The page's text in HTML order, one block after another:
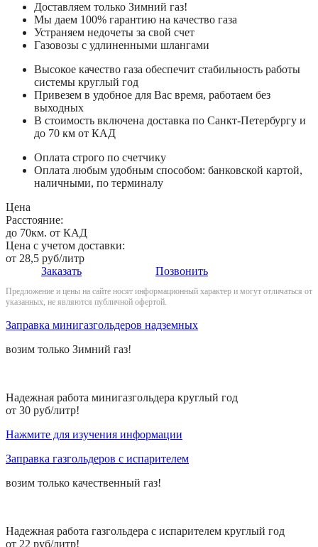
Доставляем только Зимний газ!
Мы даем 100% гарантию на качество газа
Устраняем недочеты за свой счет
Газовозы с удлиненными шлангами
Высокое качество газа обеспечит стабильность работы
системы круглый год
Привезем в удобное для Вас время, работаем без
выходных
В стоимость включена доставка по Санкт-Петербургу и
до 70 км от КАД
Оплата строго по счетчику
Оплата любым удобным способом: банковской картой,
наличными, по терминалу
Цена
Расстояние:
до 70км. от КАД
Цена с учетом доставки:
от 28,5 руб/литр
Заказать
Позвонить
Предложение и цены на сайте носят информационный характер и могут отличаться от
указанных, не являются публичной офертой.
Заправка минигазгольдеров надземных
возим только Зимний газ!
Надежная работа минигазгольдера круглый год
от 30 руб/литр!
Нажмите для изучения информации
Заправка газгольдеров с испарителем
возим только качественный газ!
Надежная работа газгольдера с испарителем круглый год
от 22 руб/литр!